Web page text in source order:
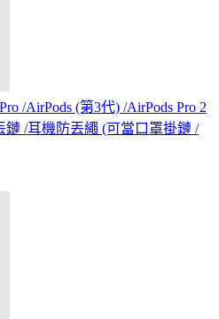
/AirPods (第3代) /AirPods Pro 2
鏈 /耳機防丟繩 (可當口罩掛鏈 /